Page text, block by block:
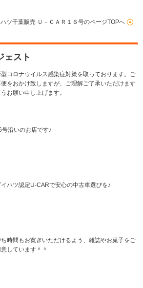
ツ千葉販売 Ｕ－ＣＡＲ１６号のページTOPへ
ェスト
コロナウイルス感染症対策を取っております。ご
をおかけ致しますが、ご理解ご了承いただけます
うお願い申し上げます。
号沿いのお店です♪
イハツ認定U-CARで安心の中古車選びを♪
時間もお寛ぎいただけるよう、雑誌やお菓子をご
意しています＾＾